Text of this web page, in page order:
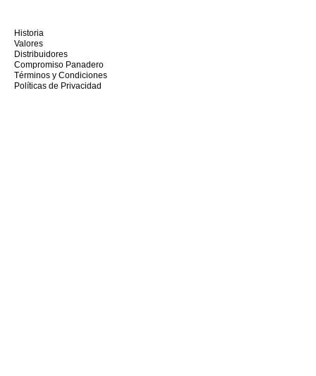
Historia
Valores
Distribuidores
Compromiso Panadero
Términos y Condiciones
Políticas de Privacidad